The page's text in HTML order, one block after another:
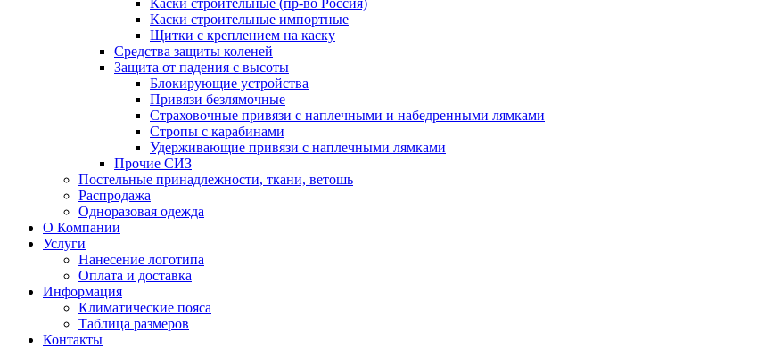
Каски строительные (пр-во Россия)
Каски строительные импортные
Щитки с креплением на каску
Средства защиты коленей
Защита от падения с высоты
Блокирующие устройства
Привязи безлямочные
Страховочные привязи с наплечными и набедренными лямками
Стропы с карабинами
Удерживающие привязи с наплечными лямками
Прочие СИЗ
Постельные принадлежности, ткани, ветошь
Распродажа
Одноразовая одежда
О Компании
Услуги
Нанесение логотипа
Оплата и доставка
Информация
Климатические пояса
Таблица размеров
Контакты